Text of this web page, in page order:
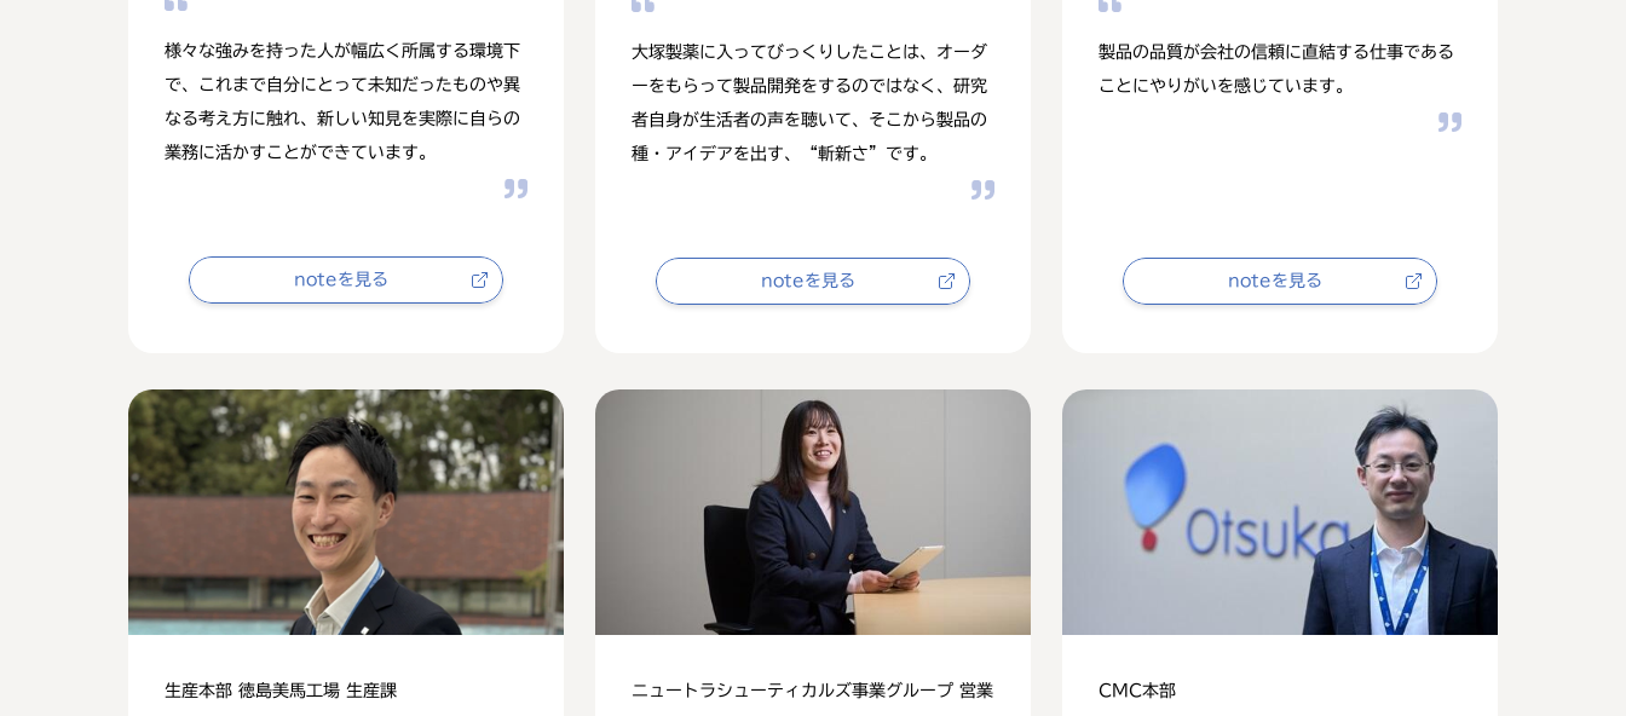
様々な強みを持った人が幅広く所属する環境下
で、これまで自分にとって未知だったものや異
なる考え方に触れ、新しい知見を実際に自らの
業務に活かすことができています。
noteを見る
大塚製薬に入ってびっくりしたことは、オーダ
ーをもらって製品開発をするのではなく、研究
者自身が生活者の声を聴いて、そこから製品の
種・アイデアを出す、“斬新さ”です。
noteを見る
製品の品質が会社の信頼に直結する仕事である
ことにやりがいを感じています。
noteを見る
生産本部 徳島美馬工場 生産課
ニュートラシューティカルズ事業グループ 営業
CMC本部